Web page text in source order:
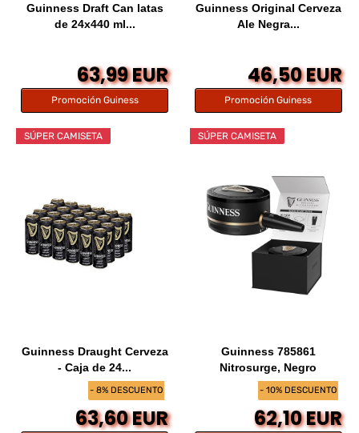
Guinness Draft Can latas
de 24x440 ml...
63,99 EUR
Promoción Guiness
Guinness Original Cerveza
Ale Negra...
46,50 EUR
Promoción Guiness
- 8% DESCUENTO
SÚPER CAMISETA
Guinness Draught Cerveza
- Caja de 24...
63,60 EUR
- 10% DESCUENTO
SÚPER CAMISETA
Guinness 785861
Nitrosurge, Negro
62,10 EUR